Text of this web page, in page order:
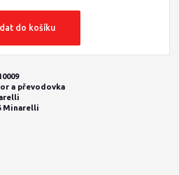
do košíku
a převodovka
Minarelli